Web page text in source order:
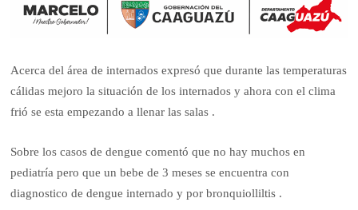
Acerca del área de internados expresó que durante las temperaturas
cálidas mejoro la situación de los internados y ahora con el clima
frió se esta empezando a llenar las salas .
Sobre los casos de dengue comentó que no hay muchos en
pediatría pero que un bebe de 3 meses se encuentra con
diagnostico de dengue internado y por bronquiolliltis .